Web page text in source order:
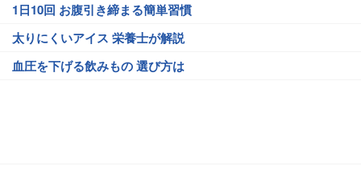
1日10回 お腹引き締まる簡単習慣
太りにくいアイス 栄養士が解説
血圧を下げる飲みもの 選び方は